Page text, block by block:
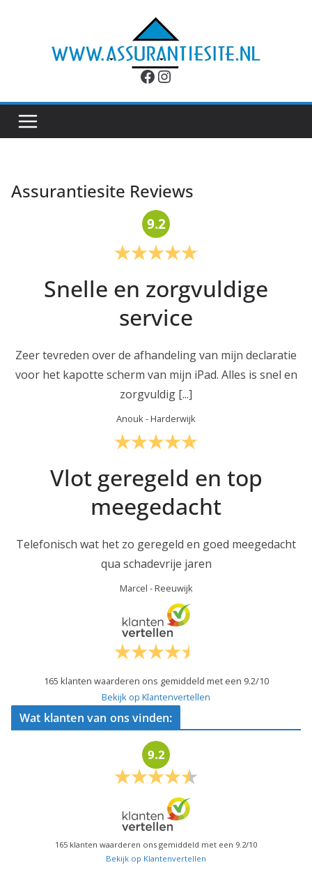
Facebook
Instagram
Assurantiesite Reviews
9.2
Snelle en zorgvuldige
service
Zeer tevreden over de afhandeling van mijn declaratie
voor het kapotte scherm van mijn iPad. Alles is snel en
zorgvuldig [...]
Anouk-Harderwijk
Vlot geregeld en top
meegedacht
Telefonisch wat het zo geregeld en goed meegedacht
qua schadevrije jaren
Marcel -Reeuwijk
165 klanten waarderen ons gemiddeld met een 9.2/10
Bekijk op Klantenvertellen
Wat klanten van ons vinden:
9.2
165 klanten waarderen ons gemiddeld met een 9.2/10
Bekijk op Klantenvertellen